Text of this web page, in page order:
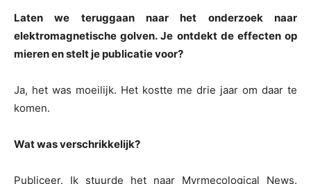
Laten we teruggaan naar het onderzoek naar
elektromagnetische golven. Je ontdekt de effecten op
mieren en stelt je publicatie voor?
Ja, het was moeilijk. Het kostte me drie jaar om daar te
komen.
Wat was verschrikkelijk?
Publiceer. Ik stuurde het naar Myrmecological News.